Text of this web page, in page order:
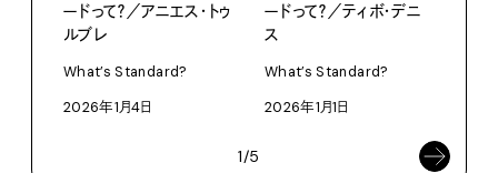
ードって？／アニエス・トゥ
ルブレ
What’s Standard?
2026年1月4日
ードって？／ティボ・デニ
ス
What’s Standard?
2026年1月1日
1/5